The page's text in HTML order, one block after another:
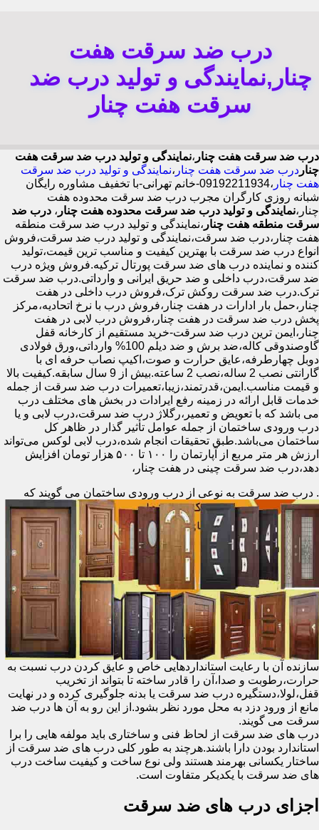
درب ضد سرقت هفت
چنار,نمایندگی و تولید درب ضد
سرقت هفت چنار
درب ضد سرقت هفت چنار ،نمایندگی و تولید درب ضد سرقت هفت
چنار درب ضد سرقت هفت چنار ،نمایندگی و تولید درب ضد سرقت
هفت چنار
،09192211934-خانم تهرانی-با تخفیف مشاوره رایگان
شبانه روزی کارگران مجرب درب ضد سرقت محدوده هفت
چنار،نمایندگی و تولید درب ضد سرقت محدوده هفت چنار ، درب ضد
سرقت منطقه هفت چنار ،نمایندگی و تولید درب ضد سرقت منطقه
هفت چنار،درب ضد سرقت،نمایندگی و تولید درب ضد سرقت،فروش
انواع درب ضد سرقت با بهترین کیفیت و مناسب ترین قیمت،تولید
کننده و نماینده درب های ضد سرقت پورتال ترکیه.فروش ویژه درب
ضد سرقت،درب داخلی و ضد حریق ایرانی و وارداتی.درب ضد سرقت
ترک.درب ضد سرقت روکش ترک،فروش درب داخلی در هفت
چنار،حمل بار ادارات در هفت چنار،فروش درب با نرخ اتحادیه،مرکز
پخش درب ضد سرقت در هفت چنار،فروش درب لابی در هفت
چنار،ایمن ترین درب ضد سرقت-خرید مستقیم از کارخانه قفل
گاوصندوقی کاله،ضد برش و ضد دیلم 100% وارداتی،ورق فولادی
دوبل چهارطرفه،عایق حرارت و صوت،اکیپ نصاب حرفه ای با
گارانتی نصب 2 ساله،نصب 2 ساعته.بیش از 9 سال سابقه.کیفیت بالا
و قیمت مناسب.ایمن،قدرتمند،زیبا،تعمیرات درب ضد سرقت از جمله
خدمات قابل ارائه در زمینه رفع ایرادات در بخش های مختلف درب
می باشد که با تعویض و تعمیر،رگلاژ درب ضد سرقت،درب لابی و یا
درب ورودی ساختمان از جمله عوامل تأثیر گذار در ظاهر کل
ساختمان می‌باشد.طبق تحقیقات انجام شده،درب لابی لوکس می‌تواند
ارزش هر متر مربع از آپارتمان را ۱۰۰ تا ۵۰۰ هزار تومان افزایش
دهد،درب ضد سرقت چینی در هفت چنار،
. درب ضد سرقت به نوعی از درب ورودی ساختمان می گویند که
سازنده آن با رعایت استانداردهایی خاص و عایق کردن درب نسبت به
حرارت،رطوبت و صدا،آن را قادر ساخته تا بتواند از تخریب
قفل،لولا،دستگیره درب ضد سرقت یا بدنه جلوگیری کرده و در نهایت
مانع از ورود دزد به محل مورد نظر بشود.از این رو به آن ها درب ضد
سرقت می گویند.
درب های ضد سرقت از لحاظ فنی و ساختاری باید مولفه هایی را برا
استاندارد بودن دارا باشند.هرچند به طور کلی درب های ضد سرقت از
ساختار یکسانی بهرمند هستند ولی نوع ساخت و کیفیت ساخت درب
های ضد سرقت با یکدیکر متفاوت است.
اجزای درب های ضد سرقت